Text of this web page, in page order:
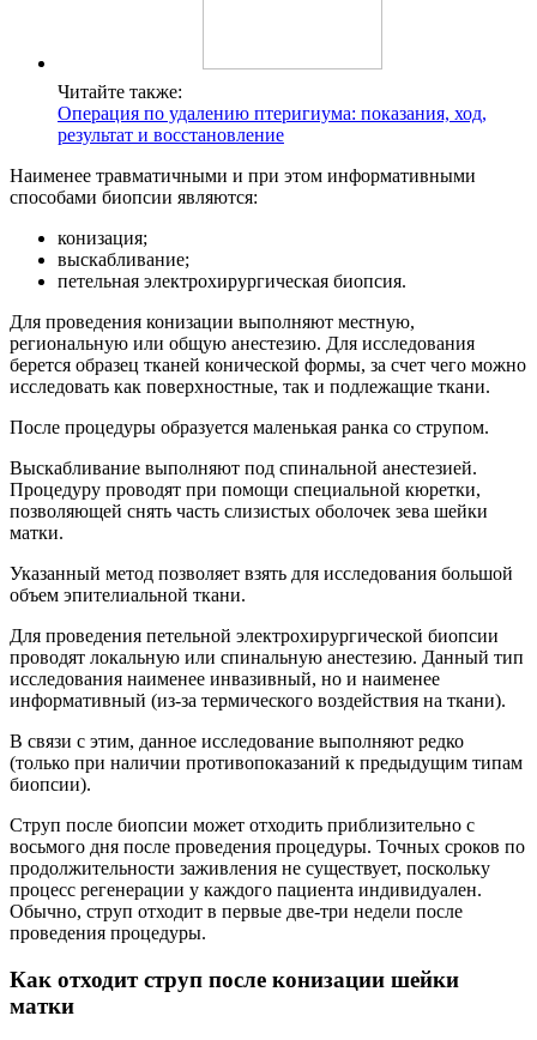
Читайте также:
Операция по удалению птеригиума: показания, ход,
результат и восстановление
Наименее травматичными и при этом информативными
способами биопсии являются:
конизация;
выскабливание;
петельная электрохирургическая биопсия.
Для проведения конизации выполняют местную,
региональную или общую анестезию. Для исследования
берется образец тканей конической формы, за счет чего можно
исследовать как поверхностные, так и подлежащие ткани.
После процедуры образуется маленькая ранка со струпом.
Выскабливание выполняют под спинальной анестезией.
Процедуру проводят при помощи специальной кюретки,
позволяющей снять часть слизистых оболочек зева шейки
матки.
Указанный метод позволяет взять для исследования большой
объем эпителиальной ткани.
Для проведения петельной электрохирургической биопсии
проводят локальную или спинальную анестезию. Данный тип
исследования наименее инвазивный, но и наименее
информативный (из-за термического воздействия на ткани).
В связи с этим, данное исследование выполняют редко
(только при наличии противопоказаний к предыдущим типам
биопсии).
Струп после биопсии может отходить приблизительно с
восьмого дня после проведения процедуры. Точных сроков по
продолжительности заживления не существует, поскольку
процесс регенерации у каждого пациента индивидуален.
Обычно, струп отходит в первые две-три недели после
проведения процедуры.
Как отходит струп после конизации шейки
матки